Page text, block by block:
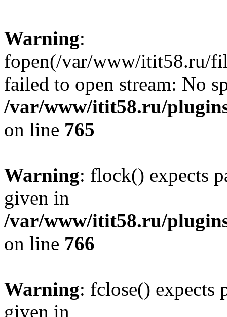
Warning:
fopen(/var/www/itit58.ru/
failed to open stream: No
/var/www/itit58.ru/
on line 765
Warning: flock() expects
given in
/var/www/itit58.ru/
on line 766
Warning: fclose() expects
given in